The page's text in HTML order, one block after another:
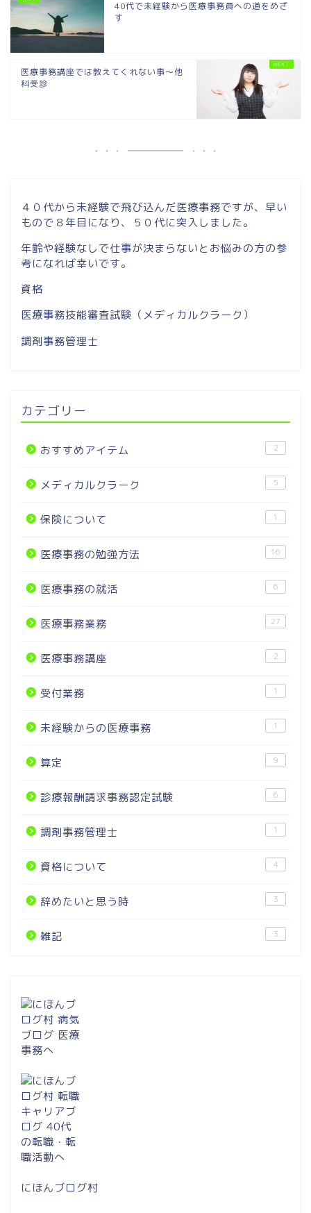
40代で未経験から医療事務員への道をめざ
す
医療事務講座では教えてくれない事～他
科受診
４０代から未経験で飛び込んだ医療事務ですが、早い
もので８年目になり、５０代に突入しました。
年齢や経験なしで仕事が決まらないとお悩みの方の参
考になれば幸いです。
資格
医療事務技能審査試験（メディカルクラーク）
調剤事務管理士
カテゴリー
おすすめアイテム 2
メディカルクラーク 5
保険について 1
医療事務の勉強方法 16
医療事務の就活 6
医療事務業務 27
医療事務講座 2
受付業務 1
未経験からの医療事務 1
算定 9
診療報酬請求事務認定試験 6
調剤事務管理士 1
資格について 4
辞めたいと思う時 3
雑記 3
にほんブログ村